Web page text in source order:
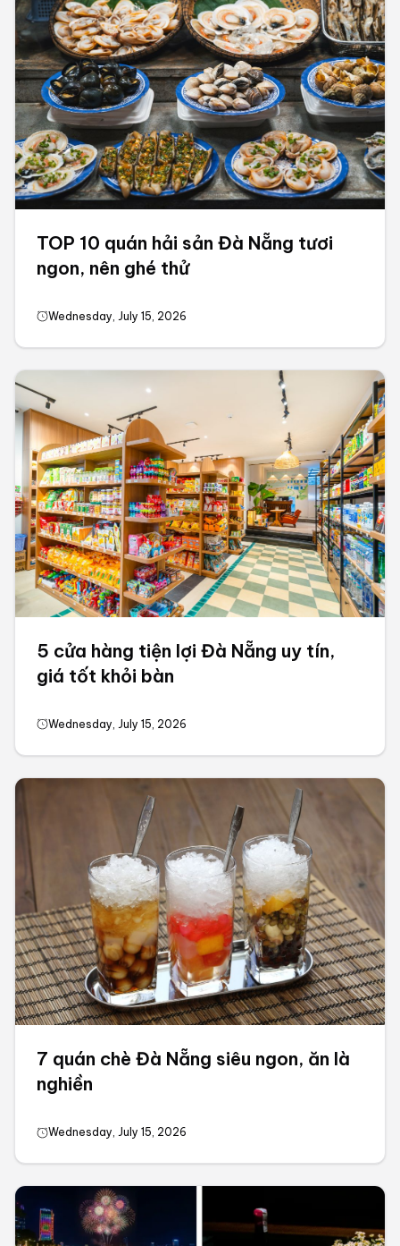
TOP 10 quán hải sản Đà Nẵng tươi
ngon, nên ghé thử
Wednesday, July 15, 2026
5 cửa hàng tiện lợi Đà Nẵng uy tín,
giá tốt khỏi bàn
Wednesday, July 15, 2026
7 quán chè Đà Nẵng siêu ngon, ăn là
nghiền
Wednesday, July 15, 2026